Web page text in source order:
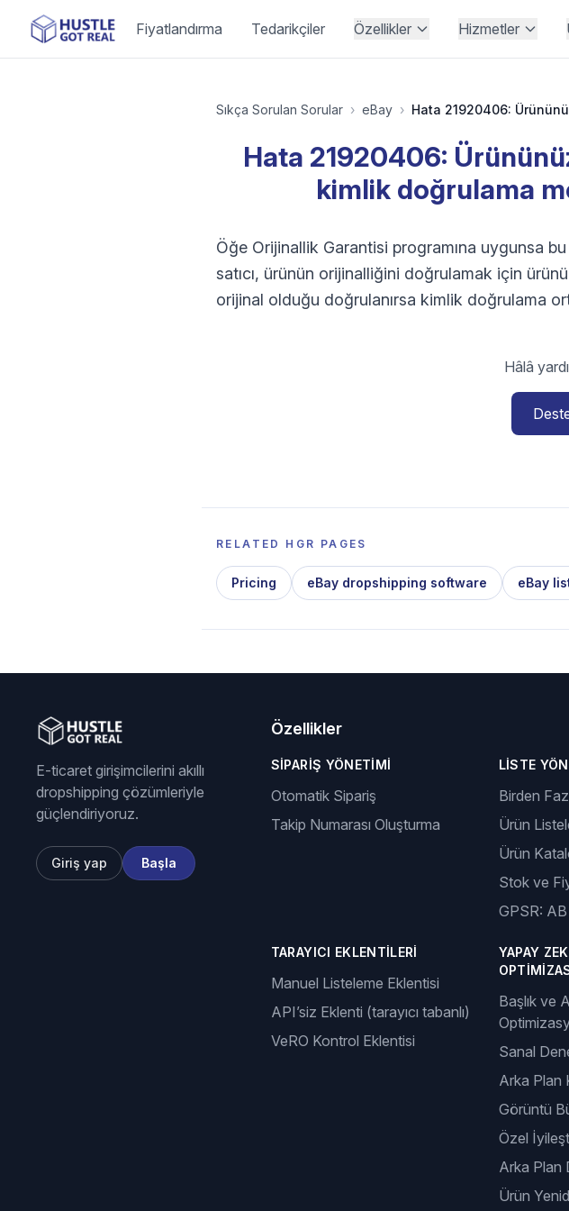
Fiyatlandırma Tedarikçiler Özellikler Hizmetler
Sıkça Sorulan Sorular › eBay ›
Hata 21920406:
kimlik doğrulama
Öğe Orijinallik Garantisi programına uygunsa
satıcı, ürünün orijinalliğini doğrulamak için
orijinal olduğu doğrulanırsa kimlik doğrulama
Hâlâ
RELATED HGR PAGES
Pricing eBay dropshipping software eBay
E-ticaret girişimcilerini akıllı
dropshipping çözümleriyle
güçlendiriyoruz.
Giriş yap Başla
Özellikler
SIPARIŞ YÖNETIMI
Otomatik Sipariş
Takip Numarası Oluşturma
LISTE
Birden
Ürün
Ürün
Stok ve
GPSR:
TARAYICI EKLENTILERI
Manuel Listeleme Eklentisi
API’siz Eklenti (tarayıcı tabanlı)
VeRO Kontrol Eklentisi
YAPAY
Başlık ve
Sanal
Arka Plan
Görüntü
Özel
Arka Plan
Ürün